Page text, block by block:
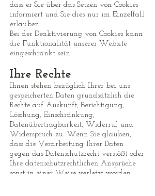
dass er Sie über das Setzen von Cookies
informiert und Sie dies nur im Einzelfall
erlauben.
Bei der Deaktivierung von Cookies kann
die Funktionalität unserer Website
eingeschränkt sein.
Ihre Rechte
Ihnen stehen bezüglich Ihrer bei uns
gespeicherten Daten grundsätzlich die
Rechte auf Auskunft, Berichtigung,
Löschung, Einschränkung,
Datenübertragbarkeit, Widerruf und
Widerspruch zu. Wenn Sie glauben,
dass die Verarbeitung Ihrer Daten
gegen das Datenschutzrecht verstößt oder
Ihre datenschutzrechtlichen Ansprüche
sonst in einer Weise verletzt worden